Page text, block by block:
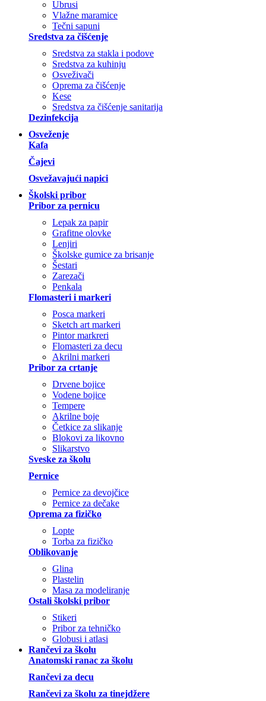
Ubrusi
Vlažne maramice
Tečni sapuni
Sredstva za čišćenje
Sredstva za stakla i podove
Sredstva za kuhinju
Osveživači
Oprema za čišćenje
Kese
Sredstva za čišćenje sanitarija
Dezinfekcija
Osveženje
Kafa
Čajevi
Osvežavajući napici
Školski pribor
Pribor za pernicu
Lepak za papir
Grafitne olovke
Lenjiri
Školske gumice za brisanje
Šestari
Zarezači
Penkala
Flomasteri i markeri
Posca markeri
Sketch art markeri
Pintor markreri
Flomasteri za decu
Akrilni markeri
Pribor za crtanje
Drvene bojice
Vodene bojice
Tempere
Akrilne boje
Četkice za slikanje
Blokovi za likovno
Slikarstvo
Sveske za školu
Pernice
Pernice za devojčice
Pernice za dečake
Oprema za fizičko
Lopte
Torba za fizičko
Oblikovanje
Glina
Plastelin
Masa za modeliranje
Ostali školski pribor
Stikeri
Pribor za tehničko
Globusi i atlasi
Rančevi za školu
Anatomski ranac za školu
Rančevi za decu
Rančevi za školu za tinejdžere